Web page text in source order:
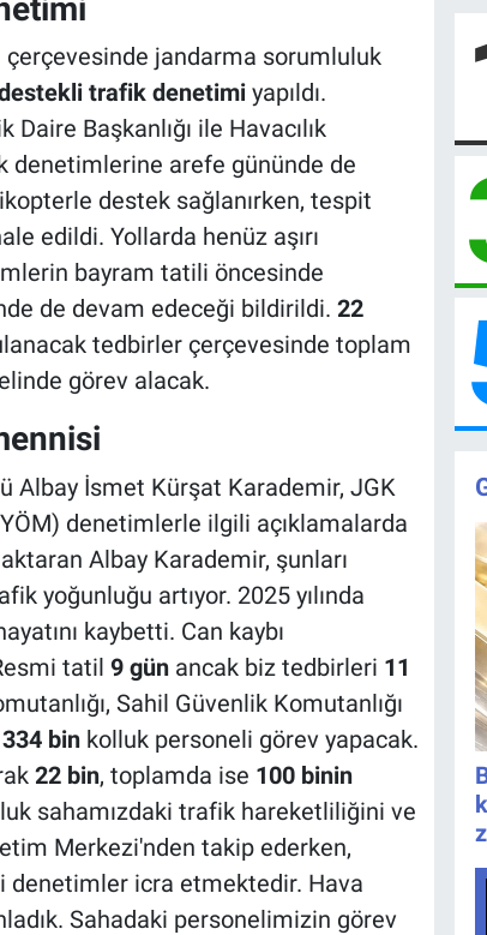
jandarma sorumluluk
trafik denetimiyapıldı.
Başkanlığı ile Havacılık
denetimlerine arefe gününde de
destek sağlanırken, tespit
edildi. Yollarda henüz aşırı
bayram tatili öncesinde
de devam edeceği bildirildi. 22
tedbirler çerçevesinde toplam
görev alacak.
Albay İsmet Kürşat Karademir, JGK
denetimlerle ilgili açıklamalarda
Albay Karademir, şunları
yoğunluğu artıyor. 2025 yılında
kaybetti. Can kaybı
tatil 9 günancak biz tedbirleri 11
Sahil Güvenlik Komutanlığı
334 binkolluk personeli görev yapacak.
22 bin, toplamda ise 100 binin
sahamızdaki trafik hareketliliğini ve
Merkezi'nden takip ederken,
denetimler icra etmektedir. Hava
Sahadaki personelimizin görev